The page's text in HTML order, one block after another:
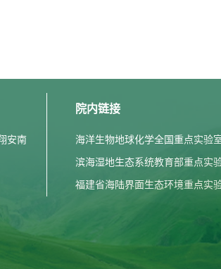
安南
院内链接
海洋生物地球化学全国重点实验
滨海湿地生态系统教育部重点实
福建省海陆界面生态环境重点实